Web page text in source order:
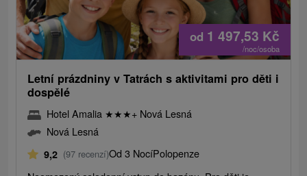
od 1 497,53 Kč
/noc/osoba
Letní prázdniny v Tatrách s aktivitami pro děti i
dospělé
Hotel Amalia ★★★+ Nová Lesná
Nová Lesná
9,2 (97 recenzí)Od 3 NocíPolopenze